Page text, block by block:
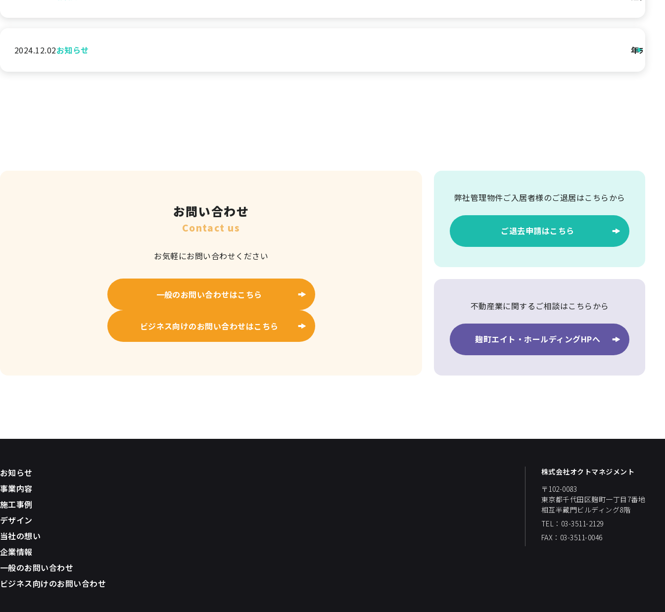
2024.12.02お知らせ 年末年
お問い合わせ
Contact us
お気軽にお問い合わせください
一般のお問い合わせはこちら
ビジネス向けのお問い合わせはこちら
弊社管理物件ご入居者様のご退居はこちらから
ご退去申請はこちら
不動産業に関するご相談はこちらから
麹町エイト・ホールディングHPへ
お知らせ
事業内容
施工事例
デザイン
当社の想い
企業情報
一般のお問い合わせ
ビジネス向けのお問い合わせ
株式会社オクトマネジメント
〒102-0083
東京都千代田区麹町一丁目7番地
相互半蔵門ビルディング8階
TEL：03-3511-2129
FAX：03-3511-0046